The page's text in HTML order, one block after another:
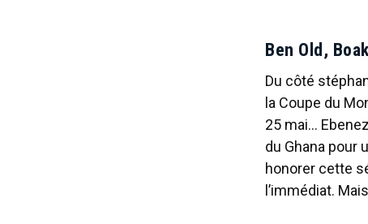
Ben Old,
Du côté
la Coupe du
25 mai…
du Ghana pour
honorer cette
l’immédiat.